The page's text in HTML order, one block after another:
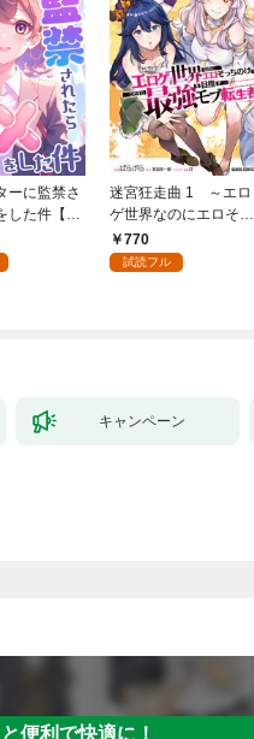
ーに監禁さ
した件【全
迷宮狂走曲 1 ～エロ
ゲ世界なのにエロそっ
ちのけでひたすら最強
を目指すモブ転生者～
770
試読フル
キャンペーン
便利で快適に！